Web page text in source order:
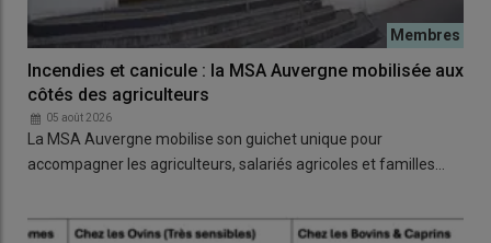
Incendies et canicule : la MSA Auvergne mobilisée aux
côtés des agriculteurs
05 août 2026
La MSA Auvergne mobilise son guichet unique pour
accompagner les agriculteurs, salariés agricoles et familles…